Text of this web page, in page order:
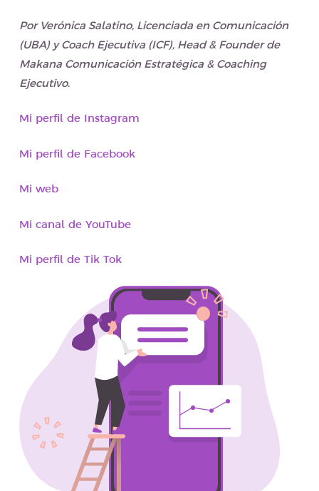
Por Verónica Salatino, Licenciada en Comunicación
(UBA) y Coach Ejecutiva (ICF), Head & Founder de
Makana Comunicación Estratégica & Coaching
Ejecutivo.
Mi perfil de Instagram
Mi perfil de Facebook
Mi web
Mi canal de YouTube
Mi perfil de Tik Tok